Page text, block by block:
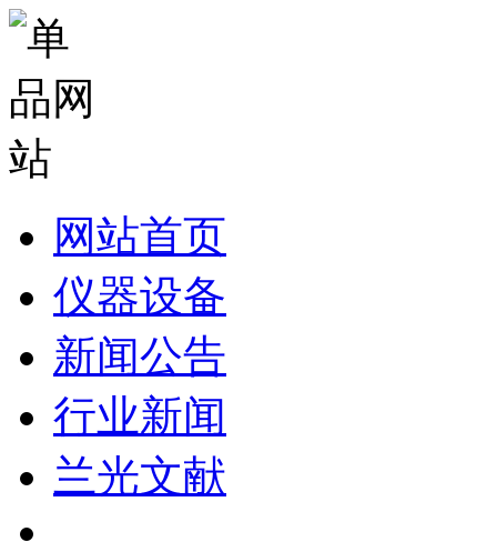
网站首页
仪器设备
新闻公告
行业新闻
兰光文献